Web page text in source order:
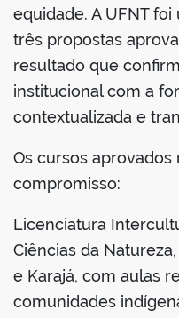
equidade. A UFNT
três propostas
resultado que
institucional com a
contextualizada e
Os cursos
compromisso:
Licenciatura
Ciências da
e Karajá, com aulas
comunidades